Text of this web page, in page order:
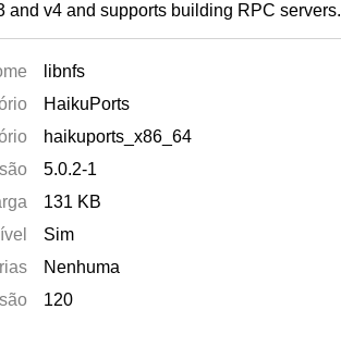
and v4 and supports building RPC servers.
libnfs
HaikuPorts
haikuports_x86_64
5.0.2-1
131 KB
Sim
Nenhuma
120